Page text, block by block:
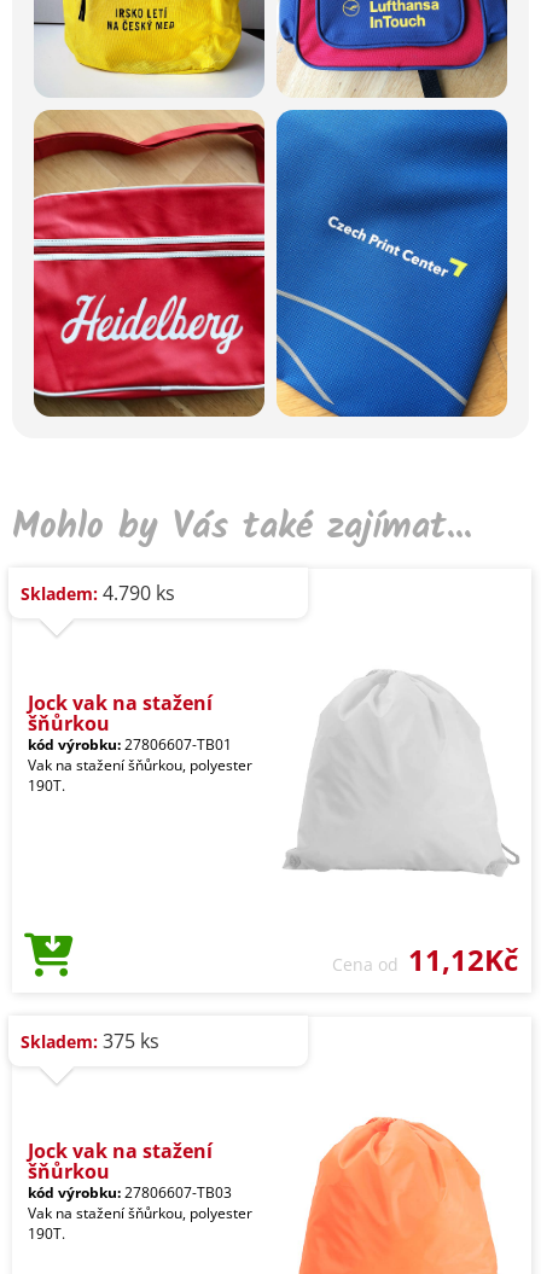
Mohlo by Vás také zajímat...
Skladem: 4.790 ks
Jock vak na stažení
šňůrkou
kód výrobku:27806607-TB01
Vak na stažení šňůrkou, polyester
190T.
Cena od 11,12Kč
Skladem: 375 ks
Jock vak na stažení
šňůrkou
kód výrobku:27806607-TB03
Vak na stažení šňůrkou, polyester
190T.